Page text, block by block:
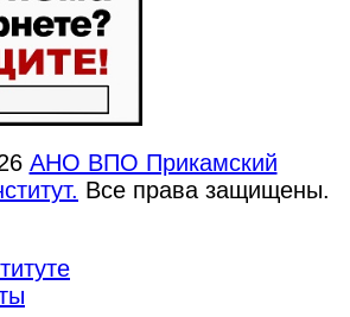
АНО ВПО Прикамский
Все права защищены.